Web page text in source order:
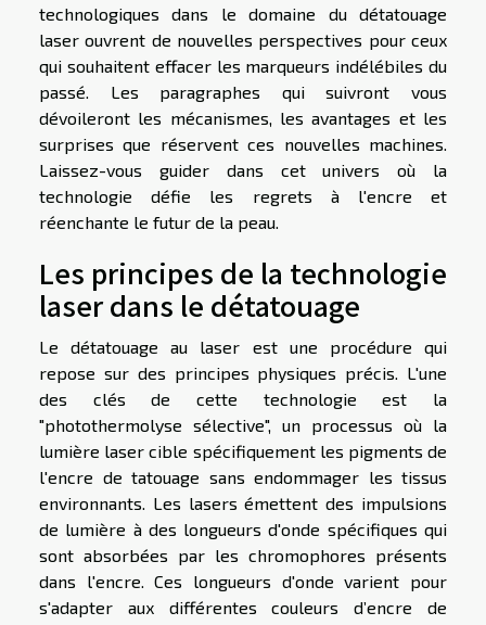
technologiques dans le domaine du détatouage
laser ouvrent de nouvelles perspectives pour ceux
qui souhaitent effacer les marqueurs indélébiles du
passé. Les paragraphes qui suivront vous
dévoileront les mécanismes, les avantages et les
surprises que réservent ces nouvelles machines.
Laissez-vous guider dans cet univers où la
technologie défie les regrets à l'encre et
réenchante le futur de la peau.
Les principes de la technologie
laser dans le détatouage
Le détatouage au laser est une procédure qui
repose sur des principes physiques précis. L'une
des clés de cette technologie est la
"photothermolyse sélective", un processus où la
lumière laser cible spécifiquement les pigments de
l'encre de tatouage sans endommager les tissus
environnants. Les lasers émettent des impulsions
de lumière à des longueurs d'onde spécifiques qui
sont absorbées par les chromophores présents
dans l'encre. Ces longueurs d'onde varient pour
s'adapter aux différentes couleurs d’encre de